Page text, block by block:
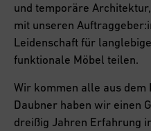
und temporäre
mit unseren
Leidenschaft für
funktionale Möbel teilen.
Wir kommen alle aus dem
Daubner haben wir einen
dreißig Jahren Erfahrung